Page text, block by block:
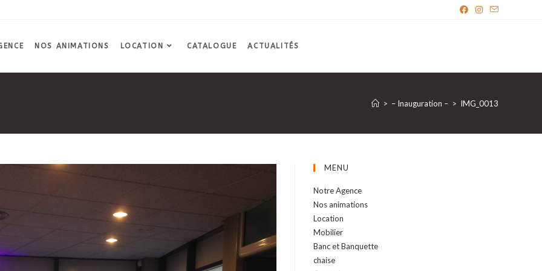
NOS ANIMATIONS LOCATION CATALOGUE ACTUALITÉS
> – Inauguration – > IMG_0013
MENU
Notre Agence
Nos animations
Location
Mobilier
Banc et Banquette
chaise